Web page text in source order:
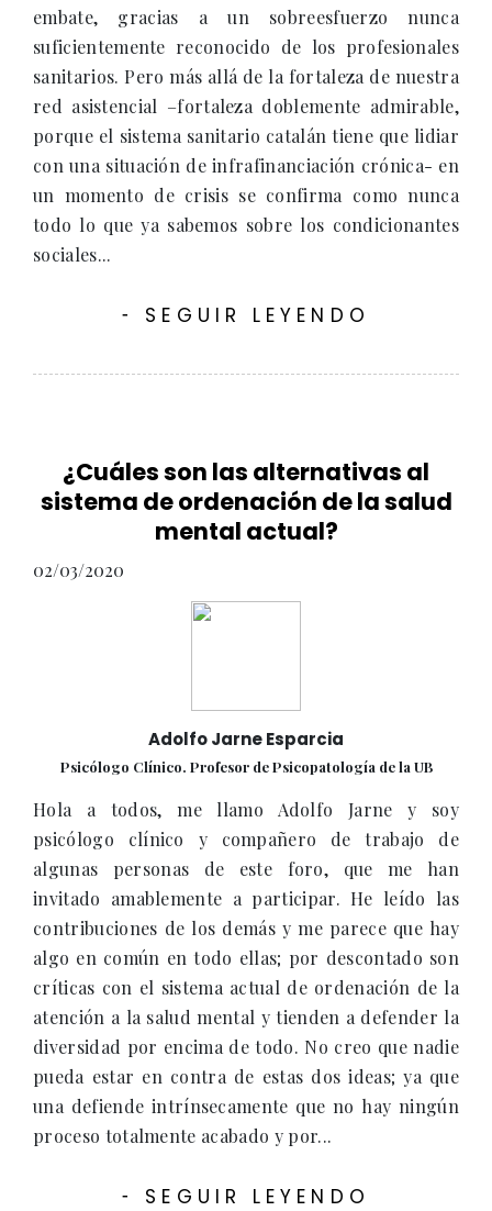
embate, gracias a un sobreesfuerzo nunca
suficientemente reconocido de los profesionales
sanitarios. Pero más allá de la fortaleza de nuestra
red asistencial –fortaleza doblemente admirable,
porque el sistema sanitario catalán tiene que lidiar
con una situación de infrafinanciación crónica- en
un momento de crisis se confirma como nunca
todo lo que ya sabemos sobre los condicionantes
sociales...
- SEGUIR LEYENDO
¿Cuáles son las alternativas al
sistema de ordenación de la salud
mental actual?
02/03/2020
Adolfo Jarne Esparcia
Psicólogo Clínico. Profesor de Psicopatología de la UB
Hola a todos, me llamo Adolfo Jarne y soy
psicólogo clínico y compañero de trabajo de
algunas personas de este foro, que me han
invitado amablemente a participar. He leído las
contribuciones de los demás y me parece que hay
algo en común en todo ellas; por descontado son
críticas con el sistema actual de ordenación de la
atención a la salud mental y tienden a defender la
diversidad por encima de todo. No creo que nadie
pueda estar en contra de estas dos ideas; ya que
una defiende intrínsecamente que no hay ningún
proceso totalmente acabado y por...
- SEGUIR LEYENDO